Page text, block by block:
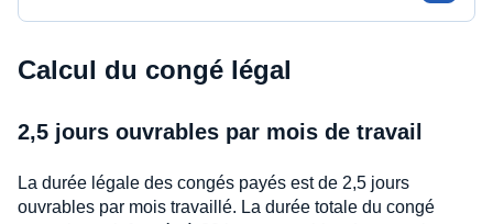
Calcul du congé légal
2,5 jours ouvrables par mois de travail
La durée légale des congés payés est de 2,5 jours
ouvrables par mois travaillé. La durée totale du congé